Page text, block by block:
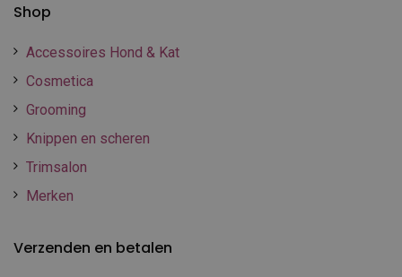
Shop
Accessoires Hond & Kat
Cosmetica
Grooming
Knippen en scheren
Trimsalon
Merken
Verzenden en betalen